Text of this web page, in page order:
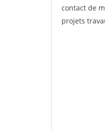
contact de
projets